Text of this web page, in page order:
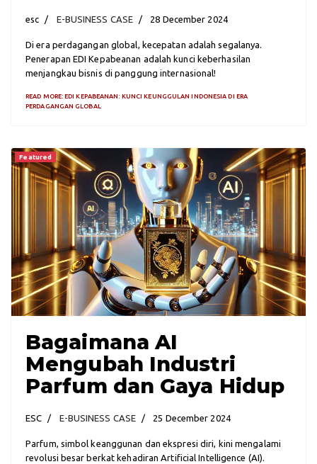
esc E-BUSINESS CASE 28 December 2024
Di era perdagangan global, kecepatan adalah segalanya.
Penerapan EDI Kepabeanan adalah kunci keberhasilan
menjangkau bisnis di panggung internasional!
READ MORE: EDI KEPABEANAN: KUNCI KEUNGGULAN INDONESIA DI ERA
PERDAGANGAN GLOBAL
Featured
Bagaimana AI
Mengubah Industri
Parfum dan Gaya Hidup
ESC E-BUSINESS CASE 25 December 2024
Parfum, simbol keanggunan dan ekspresi diri, kini mengalami
revolusi besar berkat kehadiran Artificial Intelligence (AI).